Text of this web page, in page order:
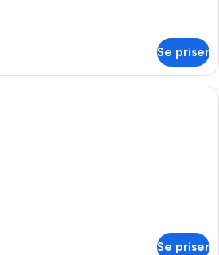
Se priser
Ett hotellrum med två sängar, ett
Se priser